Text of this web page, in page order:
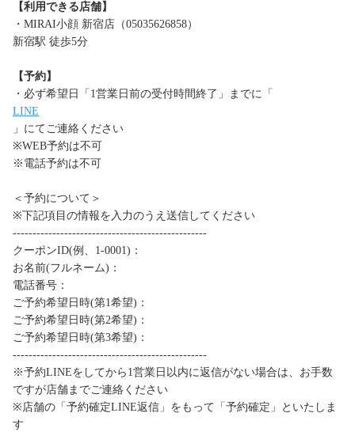
【利用できる店舗】
・MIRAI小顔 新宿店（05035626858）
新宿駅 徒歩5分
【予約】
・必ず希望日「1営業日前の受付時間終了」までに「
LINE
」にてご連絡ください
※WEB予約は不可
※電話予約は不可
＜予約について＞
※下記項目の情報を入力のうえ送信してください
-------------------------------------------------
クーポンID(例、1-0001)：
お名前(フルネーム)：
電話番号：
ご予約希望日時(第1希望)：
ご予約希望日時(第2希望)：
ご予約希望日時(第3希望)：
-------------------------------------------------
※予約LINEをしてから1営業日以内に返信がない場合は、お手数
ですが店舗までご連絡ください
※店舗の「予約確定LINE返信」をもって「予約確定」といたしま
す